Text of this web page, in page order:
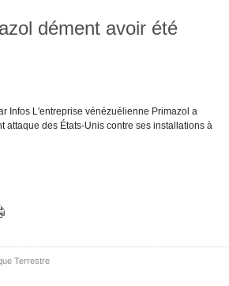
dément avoir été
Infos L'entreprise vénézuélienne Primazol a
des États-Unis contre ses installations à
Terrestre